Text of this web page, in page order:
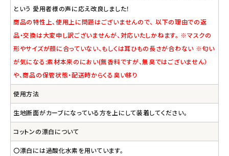
という 愛用者様の声に応え改良しました！
商品の特性上、使用上に問題はございませんので、 以下の理由での返
品・交換は大変申し訳ございませんが、対応いたしかねます。 ※マスクの
形やサイズが顔に合っていない、もしくは耳ひもの長さが合わない ※匂い
が気になる:素材本来のにおい(無香料ですが、無臭ではございません）
や、商品の保管状態・配送時からくる臭い移り
使用方法
生地断面がカーブになっている方を上にして装着してください。
コットンの漂白について
〇漂白には過酸化水素を用いています。